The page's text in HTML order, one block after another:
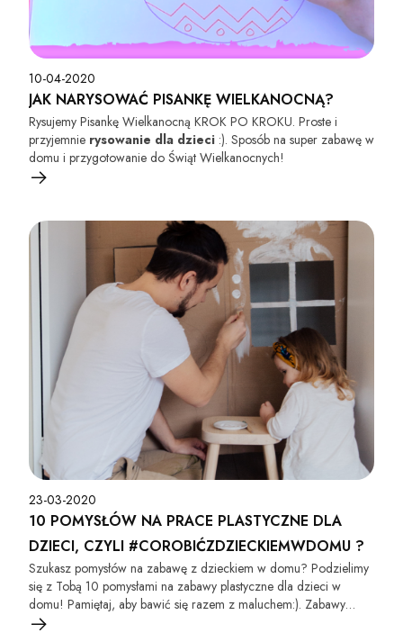
10-04-2020
JAK NARYSOWAĆ PISANKĘ WIELKANOCNĄ?
Rysujemy Pisankę Wielkanocną KROK PO KROKU. Proste i
przyjemnie rysowanie dla dzieci :). Sposób na super zabawę w
domu i przygotowanie do Świąt Wielkanocnych!
23-03-2020
10 POMYSŁÓW NA PRACE PLASTYCZNE DLA
DZIECI, CZYLI #COROBIĆZDZIECKIEMWDOMU ?
Szukasz pomysłów na zabawę z dzieckiem w domu? Podzielimy
się z Tobą 10 pomysłami na zabawy plastyczne dla dzieci w
domu! Pamiętaj, aby bawić się razem z maluchem:). Zabawy
idealne w czasie domowej kwarantanny.